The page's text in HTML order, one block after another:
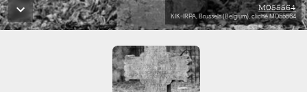
M055564
KIK-IRPA, Brussels (Belgium), cliché M055564